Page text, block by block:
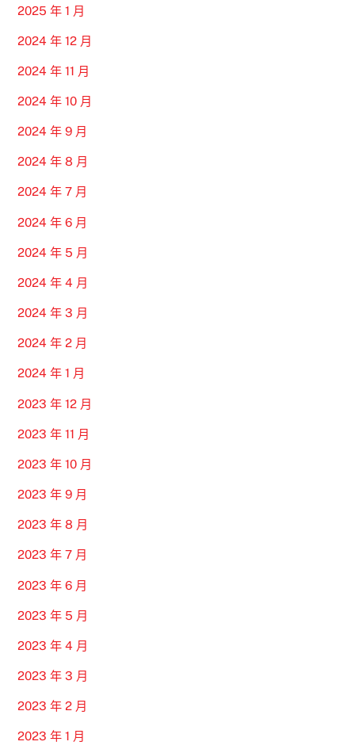
2025 年 1 月
2024 年 12 月
2024 年 11 月
2024 年 10 月
2024 年 9 月
2024 年 8 月
2024 年 7 月
2024 年 6 月
2024 年 5 月
2024 年 4 月
2024 年 3 月
2024 年 2 月
2024 年 1 月
2023 年 12 月
2023 年 11 月
2023 年 10 月
2023 年 9 月
2023 年 8 月
2023 年 7 月
2023 年 6 月
2023 年 5 月
2023 年 4 月
2023 年 3 月
2023 年 2 月
2023 年 1 月